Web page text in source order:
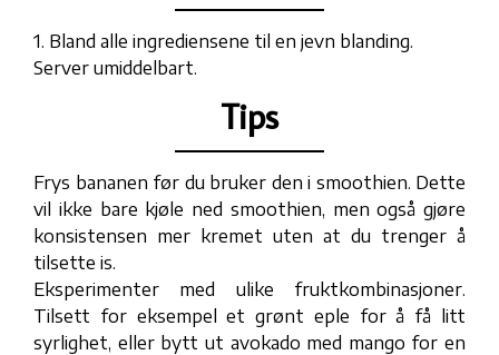
1. Bland alle ingrediensene til en jevn blanding.
Server umiddelbart.
Tips
Frys bananen før du bruker den i smoothien. Dette
vil ikke bare kjøle ned smoothien, men også gjøre
konsistensen mer kremet uten at du trenger å
tilsette is.
Eksperimenter med ulike fruktkombinasjoner.
Tilsett for eksempel et grønt eple for å få litt
syrlighet, eller bytt ut avokado med mango for en